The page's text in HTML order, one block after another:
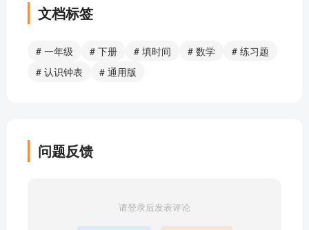
文档标签
# 一年级 # 下册 # 填时间 # 数学
# 练习题
# 认识钟表
# 通用版
问题反馈
请登录后发表评论